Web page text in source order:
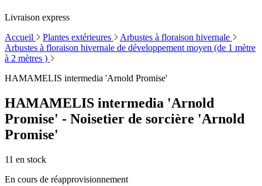
Livraison express
Accueil
Plantes extérieures
Arbustes à floraison hivernale
Arbustes à floraison hivernale de développement moyen (de 1 mètre
à 2 mètres )
HAMAMELIS intermedia 'Arnold Promise'
HAMAMELIS intermedia 'Arnold
Promise' - Noisetier de sorcière 'Arnold
Promise'
11 en stock
En cours de réapprovisionnement